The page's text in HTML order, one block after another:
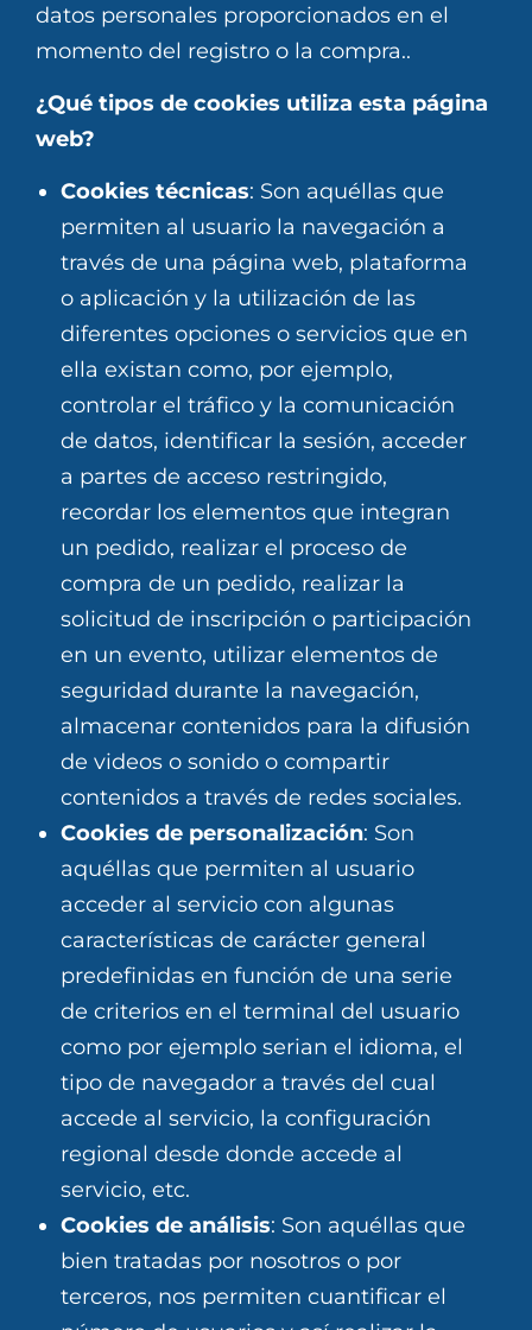
datos personales proporcionados en el
momento del registro o la compra..
¿Qué tipos de cookies utiliza esta página
web?
Cookies técnicas: Son aquéllas que
permiten al usuario la navegación a
través de una página web, plataforma
o aplicación y la utilización de las
diferentes opciones o servicios que en
ella existan como, por ejemplo,
controlar el tráfico y la comunicación
de datos, identificar la sesión, acceder
a partes de acceso restringido,
recordar los elementos que integran
un pedido, realizar el proceso de
compra de un pedido, realizar la
solicitud de inscripción o participación
en un evento, utilizar elementos de
seguridad durante la navegación,
almacenar contenidos para la difusión
de videos o sonido o compartir
contenidos a través de redes sociales.
Cookies de personalización: Son
aquéllas que permiten al usuario
acceder al servicio con algunas
características de carácter general
predefinidas en función de una serie
de criterios en el terminal del usuario
como por ejemplo serian el idioma, el
tipo de navegador a través del cual
accede al servicio, la configuración
regional desde donde accede al
servicio, etc.
Cookies de análisis: Son aquéllas que
bien tratadas por nosotros o por
terceros, nos permiten cuantificar el